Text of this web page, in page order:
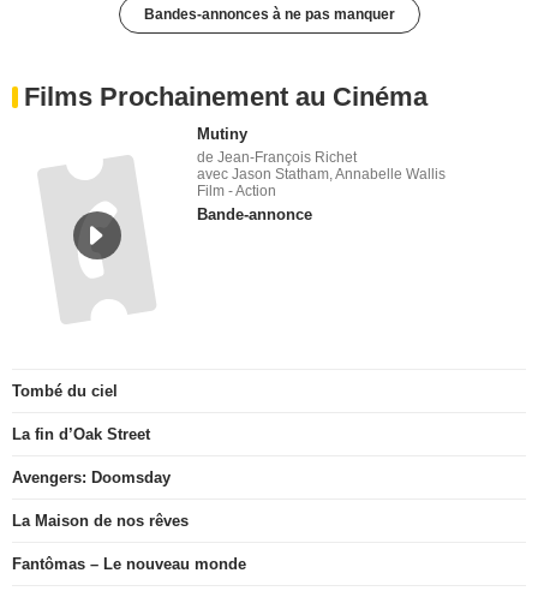
Bandes-annonces à ne pas manquer
Films Prochainement au Cinéma
Mutiny
de Jean-François Richet
avec Jason Statham, Annabelle Wallis
Film - Action
Bande-annonce
Tombé du ciel
La fin d’Oak Street
Avengers: Doomsday
La Maison de nos rêves
Fantômas – Le nouveau monde